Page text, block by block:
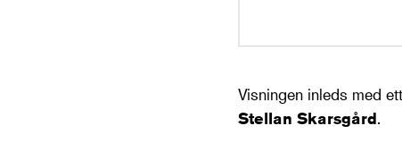
Visningen inleds med
Stellan Skarsgård.